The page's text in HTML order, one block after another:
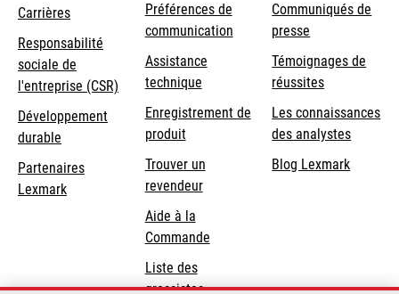
Carrières
s’ouvre
dans
un
nouvel
onglet
Responsabilité
sociale de
l'entreprise (CSR) s’ouvre
onglet
Développement
durable
Partenaires
Lexmark
Préférences de
communication
s’ouvre
dans
un
nouvel
onglet
Assistance
techniques’ouvre
un
onglet
Enregistrement de
produit
Trouver un
revendeur
Aide à la
Commande
Liste des
grossistes
Communiqués de
presse
Témoignages de
réussites
Les connaissances
des analystes
Blog Lexmark